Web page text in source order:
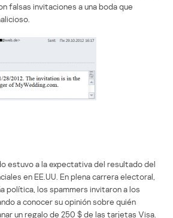
falsas invitaciones a una boda que
estuvo a la expectativa del resultado del
en EE.UU. En plena carrera electoral,
política, los spammers invitaron a los
a conocer su opinión sobre quién
un regalo de 250 $ de las tarjetas Visa.